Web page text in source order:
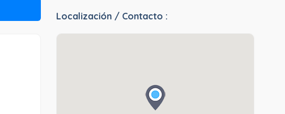
Localización / Contacto :